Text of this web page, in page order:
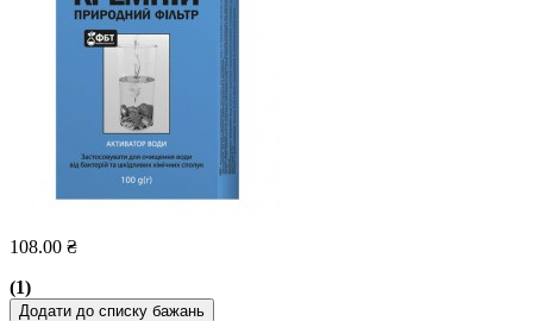
108.00 ₴
(1)
Додати до списку бажань